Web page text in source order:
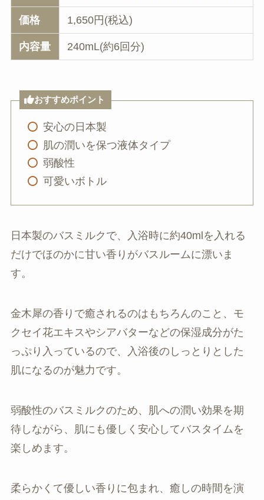
価格 1,650円(税込)
内容量 240mL(約6回分)
おすすめポイント
安心の日本製
肌の潤いを保つ液体タイプ
弱酸性
可愛いボトル
日本製のバスミルクで、入浴時に約40mlを入れる
だけでほのかに甘い香りがバスルームに漂いま
す。
金木犀の香りで癒されるのはもちろんのこと、モ
クセイ花エキスやシアバターなどの保湿成分がた
っぷり入っているので、入浴後のしっとりとした
肌になるのが魅力です。
弱酸性のバスミルクのため、肌への潤い効果を期
待しながら、肌にも優しく安心してバスタイムを
楽しめます。
柔らかくて優しい香りに包まれ、癒しの時間を演